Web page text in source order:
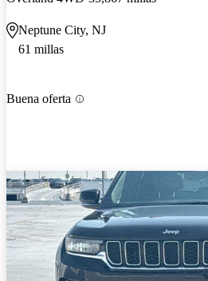
Neptune City, NJ
61 millas
Buena oferta